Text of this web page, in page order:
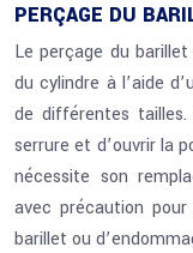
PERÇAGE DU
Le perçage du
du cylindre à l’aide
de différentes
serrure et d’ouvrir la
nécessite son
avec précaution
barillet ou